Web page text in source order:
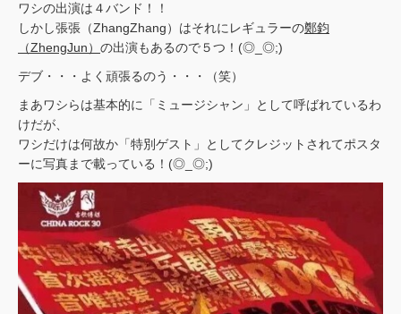
ワシの出演は４バンド！！
しかし張張（ZhangZhang）はそれにレギュラーの鄭鈞
（ZhengJun） の出演もあるので５つ！(◎_◎;)
デブ・・・よく頑張るのう・・・（笑）
まあワシらは基本的に「ミュージシャン」として呼ばれているわ
けだが、
ワシだけは何故か「特別ゲスト」としてクレジットされてポスタ
ーに写真まで載っている！(◎_◎;)